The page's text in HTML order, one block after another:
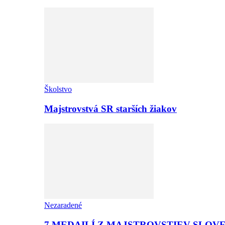
Školstvo
Majstrovstvá SR starších žiakov
Nezaradené